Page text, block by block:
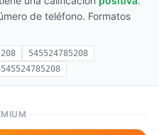
de teléfono. Formatos
545524785208